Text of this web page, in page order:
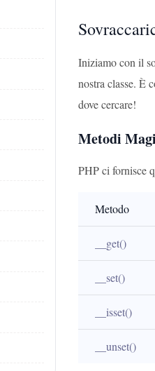
Iniziamo con il
nostra classe. È
dove cercare!
Metodi
PHP ci fornisce
Metodo
__get()
__set()
__isset()
__unset()